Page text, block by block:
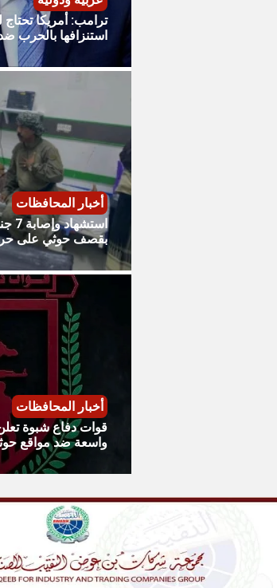
ترامب: أمريكا تحتاج
استنزافها بالحرب
أخبار المحافظات
بقصف حوثي على
أخبار المحافظات
قوات دفاع شبوة
واسعة ضد مواقع